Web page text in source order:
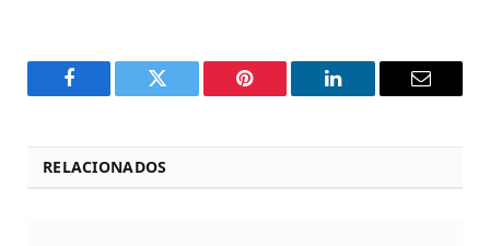
Facebook Twitter Pinterest LinkedIn Email
RELACIONADOS